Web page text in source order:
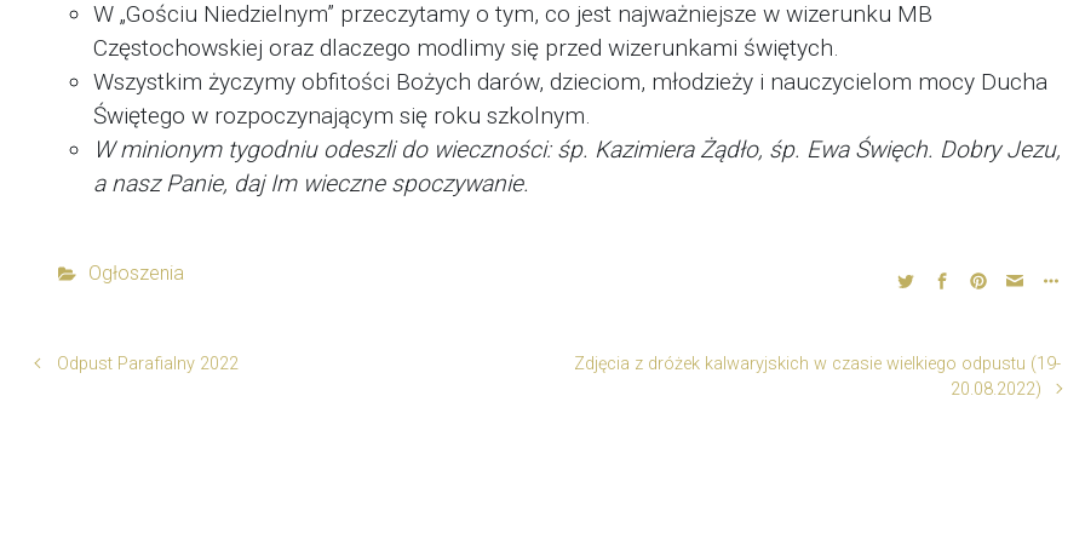
W „Gościu Niedzielnym” przeczytamy o tym, co jest najważniejsze w wizerunku MB
Częstochowskiej oraz dlaczego modlimy się przed wizerunkami świętych.
Wszystkim życzymy obfitości Bożych darów, dzieciom, młodzieży i nauczycielom mocy Ducha
Świętego w rozpoczynającym się roku szkolnym.
W minionym tygodniu odeszli do wieczności: śp. Kazimiera Żądło, śp. Ewa Święch. Dobry Jezu,
a nasz Panie, daj Im wieczne spoczywanie.
Ogłoszenia
Odpust Parafialny 2022
Zdjęcia z dróżek kalwaryjskich w czasie wielkiego odpustu (19-
20.08.2022)